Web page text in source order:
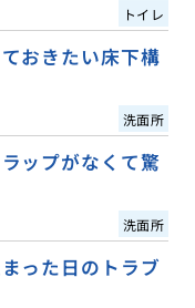
トイレ
おきたい床下構
洗面所
ップがなくて驚
洗面所
った日のトラブ